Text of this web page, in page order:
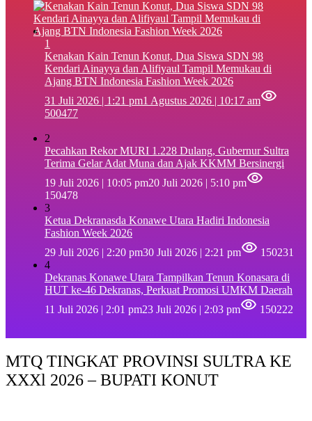
1
‎Kenakan Kain Tenun Konut, Dua Siswa SDN 98
Kendari Ainayya dan Alifiyaul Tampil Memukau di
Ajang BTN Indonesia Fashion Week 2026
31 Juli 2026 | 1:21 pm1 Agustus 2026 | 10:17 am
500477
2
Pecahkan Rekor MURI 1.228 Dulang, Gubernur Sultra
Terima Gelar Adat Muna dan Ajak KKMM Bersinergi
19 Juli 2026 | 10:05 pm20 Juli 2026 | 5:10 pm
150478
3
Ketua Dekranasda Konawe Utara Hadiri Indonesia
Fashion Week 2026
29 Juli 2026 | 2:20 pm30 Juli 2026 | 2:21 pm
150231
4
Dekranas Konawe Utara Tampilkan Tenun Konasara di
HUT ke-46 Dekranas, Perkuat Promosi UMKM Daerah
11 Juli 2026 | 2:01 pm23 Juli 2026 | 2:03 pm 150222
MTQ TINGKAT PROVINSI SULTRA KE
XXXl 2026 – BUPATI KONUT